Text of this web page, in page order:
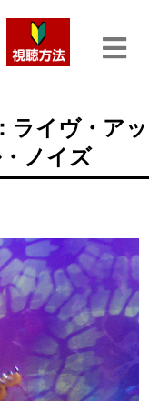
ライヴ・アッ
ノイズ